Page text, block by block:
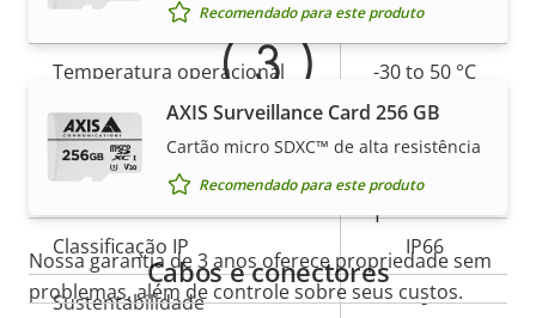
memória)
Temperatura operacional -30 to 50 °C
Para uso em áreas externas
Classificação de vandalismo IK10
Classificação IP IP66
Sustentabilidade -
Recomendado para este produto
AXIS Surveillance Card 256 GB
Cartão micro SDXC™ de alta resistência
Recomendado para este produto
Cabos e conectores
Para ainda mais tranquilidade
Nossa garantia de 3 anos oferece propriedade sem
problemas, além de controle sobre seus custos.